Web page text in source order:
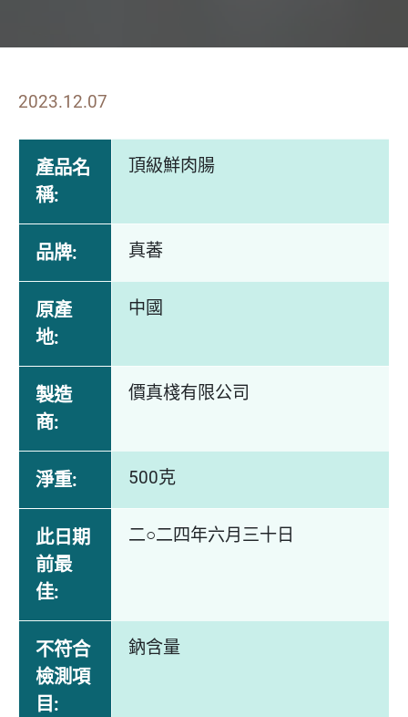
2023.12.07
產品名
稱:
頂級鮮肉腸
品牌: 真萫
原產
地:
中國
製造
商:
價真棧有限公司
淨重: 500克
此日期
前最
佳:
二○二四年六月三十日
不符合
檢測項
目:
鈉含量